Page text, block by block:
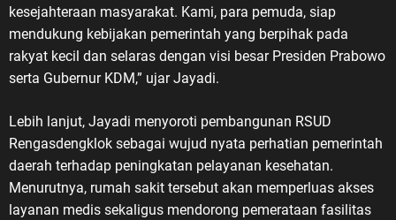
kesejahteraan masyarakat. Kami, para pemuda, siap
mendukung kebijakan pemerintah yang berpihak pada
rakyat kecil dan selaras dengan visi besar Presiden Prabowo
serta Gubernur KDM,” ujar Jayadi.
Lebih lanjut, Jayadi menyoroti pembangunan RSUD
Rengasdengklok sebagai wujud nyata perhatian pemerintah
daerah terhadap peningkatan pelayanan kesehatan.
Menurutnya, rumah sakit tersebut akan memperluas akses
layanan medis sekaligus mendorong pemerataan fasilitas